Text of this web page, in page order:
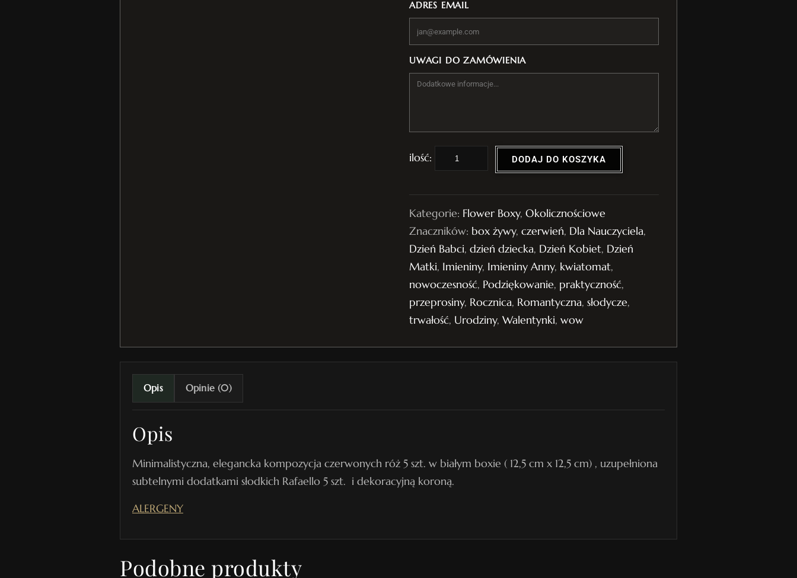
ADRES EMAIL
UWAGI DO ZAMÓWIENIA
l
l
B
DODAJ DO KOSZYKA
Kategorie: Flower Boxy, Okolicznościowe
Znaczników: box żywy, czerwień, Dla Nauczyciela,
Dzień Babci, dzień dziecka, Dzień Kobiet, Dzień
Matki, Imieniny, Imieniny Anny, kwiatomat,
nowoczesność, Podziękowanie, praktyczność,
przeprosiny, Rocznica, Romantyczna, słodycze,
trwałość, Urodziny, Walentynki, wow
Opis Opinie (0)
Opis
Minimalistyczna, elegancka kompozycja czerwonych róż 5 szt. w białym boxie ( 12,5 cm x 12,5 cm) , uzupełniona
subtelnymi dodatkami słodkich Rafaello 5 szt. i dekoracyjną koroną.
ALERGENY
Podobne produkty